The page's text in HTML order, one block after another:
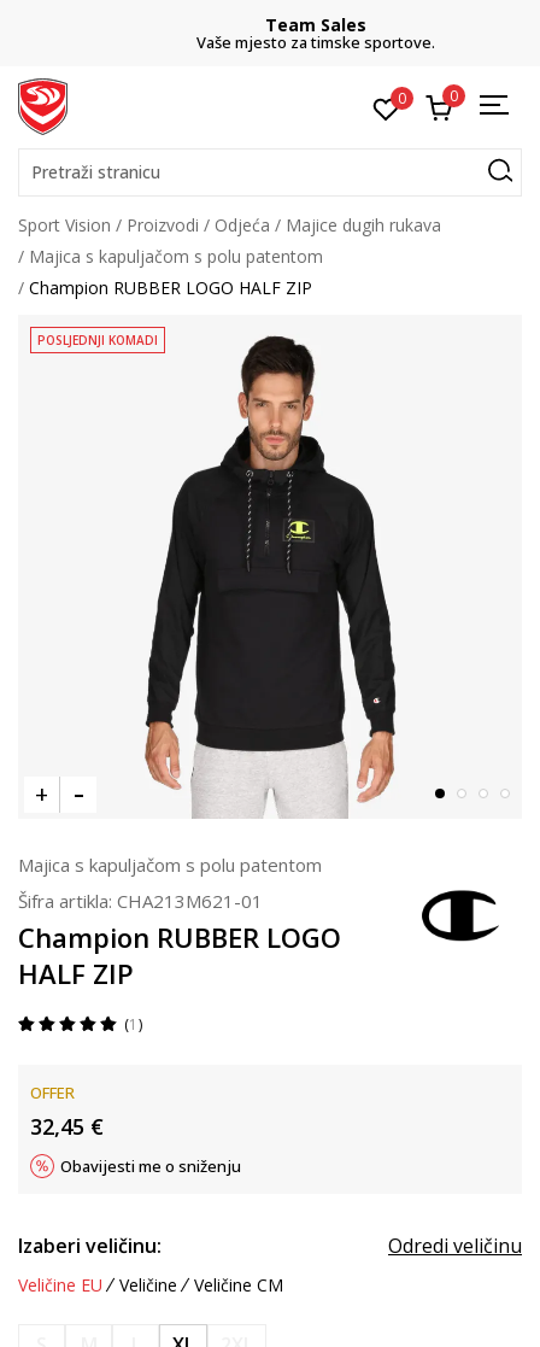
Team Sales
Vaše mjesto za timske sportove.
0 0
Pretraži stranicu
Sport Vision Proizvodi Odjeća
Majice dugih rukava
Majica s kapuljačom s polu patentom
Champion RUBBER LOGO HALF ZIP
POSLJEDNJI KOMADI
Majica s kapuljačom s polu patentom
Šifra artikla: CHA213M621-01
Champion RUBBER LOGO
HALF ZIP
1
OFFER
32,45 €
Obavijesti me o sniženju
Izaberi veličinu: Odredi veličinu
Veličine EU Veličine Veličine CM